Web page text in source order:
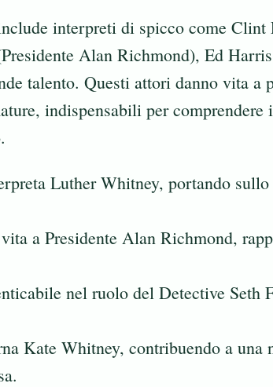
interpreti di spicco come Clint
Alan Richmond), Ed
talento. Questi attori danno vita a
indispensabili per
Luther Whitney, portando
a Presidente Alan Richmond,
nel ruolo del Detective Seth
Kate Whitney, contribuendo a una